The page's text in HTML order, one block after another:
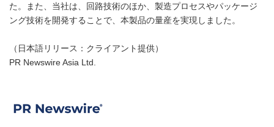
た。また、当社は、回路技術のほか、製造プロセスやパッケージ
ング技術を開発することで、本製品の量産を実現しました。
（日本語リリース：クライアント提供）
PR Newswire Asia Ltd.